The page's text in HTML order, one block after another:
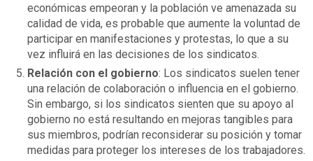
económicas empeoran y la población ve amenazada su
calidad de vida, es probable que aumente la voluntad de
participar en manifestaciones y protestas, lo que a su
vez influirá en las decisiones de los sindicatos.
Relación con el gobierno: Los sindicatos suelen tener
una relación de colaboración o influencia en el gobierno.
Sin embargo, si los sindicatos sienten que su apoyo al
gobierno no está resultando en mejoras tangibles para
sus miembros, podrían reconsiderar su posición y tomar
medidas para proteger los intereses de los trabajadores.